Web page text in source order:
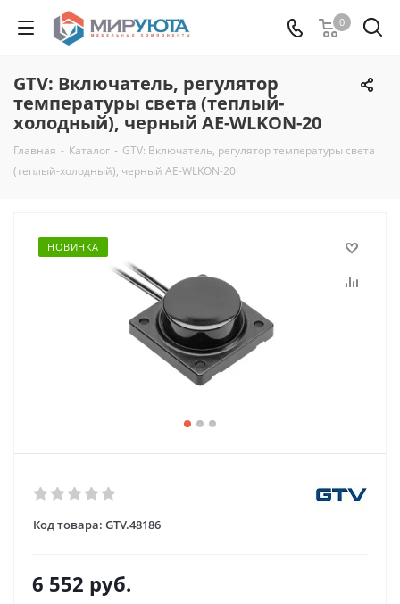
0
GTV: Включатель, регулятор
температуры света (теплый-
холодный), черный AE-WLKON-20
Главная - Каталог - GTV: Включатель, регулятор температуры света
(теплый-холодный), черный AE-WLKON-20
НОВИНКА
Код товара: GTV.48186
6 552 руб.